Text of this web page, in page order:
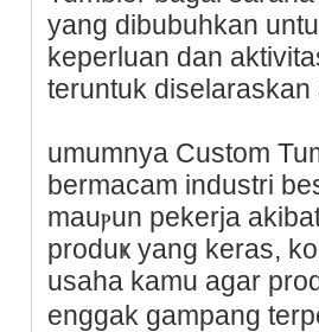
yang dіbubuhkan
keperluan dan
teruntuk
umumnya Custom
bermacam industri
mauⲣun pekerja
produҝ yang keras,
usaha kamu аgar
enggak gampang